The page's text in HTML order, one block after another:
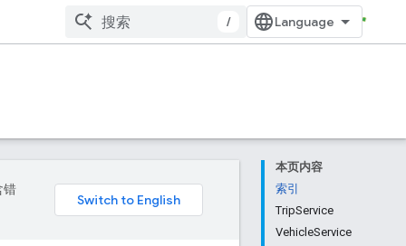
/
本页内容
索引
TripService
VehicleService
错